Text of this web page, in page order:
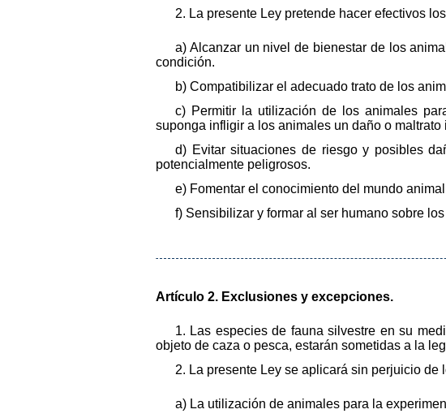
2. La presente Ley pretende hacer efectivos
a) Alcanzar un nivel de bienestar de los
condición.
b) Compatibilizar el adecuado trato de los
c) Permitir la utilización de los animales
suponga infligir a los animales un daño o
d) Evitar situaciones de riesgo y posibles
potencialmente peligrosos.
e) Fomentar el conocimiento del mundo
f) Sensibilizar y formar al ser humano sobre
Artículo 2. Exclusiones y excepciones.
1. Las especies de fauna silvestre en su
objeto de caza o pesca, estarán sometidas a la
2. La presente Ley se aplicará sin perjuicio
a) La utilización de animales para la